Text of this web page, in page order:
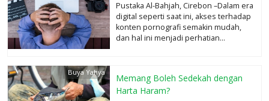
Pustaka Al-Bahjah, Cirebon –Dalam era
digital seperti saat ini, akses terhadap
konten pornografi semakin mudah,
dan hal ini menjadi perhatian...
Buya Yahya
Memang Boleh Sedekah dengan
Harta Haram?